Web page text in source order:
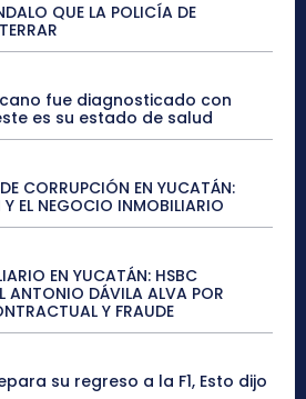
QUE LA POLICÍA DE
fue diagnosticado con
es su estado de salud
CORRUPCIÓN EN YUCATÁN:
EL NEGOCIO INMOBILIARIO
EN YUCATÁN: HSBC
ANTONIO DÁVILA ALVA POR
Y FRAUDE
su regreso a la F1, Esto dijo